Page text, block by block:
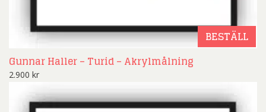
BESTÄLL
Gunnar Haller – Turid – Akrylmålning
2.900 kr